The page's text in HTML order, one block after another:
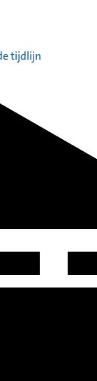
tijdlijn